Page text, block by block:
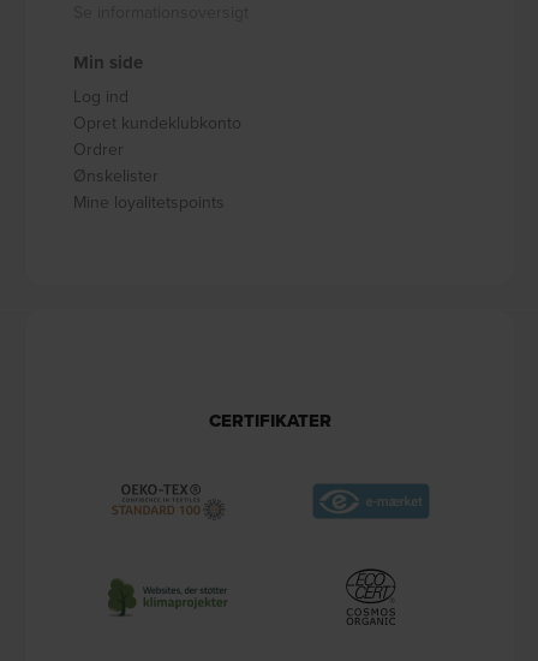
Min side
Log ind
Opret kundeklubkonto
Ordrer
Ønskelister
Mine loyalitetspoints
CERTIFIKATER